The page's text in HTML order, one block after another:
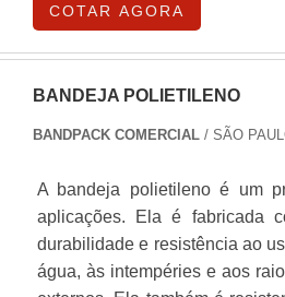
COTAR AGORA
BANDEJA POLIETILENO
BANDPACK COMERCIAL / SÃO
A bandeja polietileno é um
aplicações. Ela é fabricada
durabilidade e resistência ao
água, às intempéries e aos